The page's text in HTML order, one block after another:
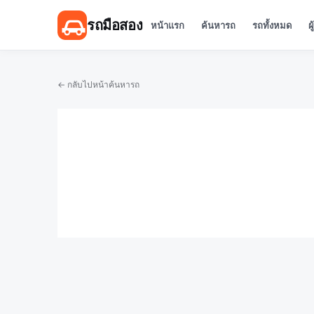
รถมือสอง หน้าแรก ค้นหารถ รถทั้งหมด
← กลับไปหน้าค้นหารถ